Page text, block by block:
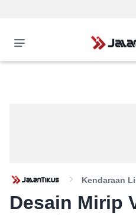
Kendaraan
Desain Mirip